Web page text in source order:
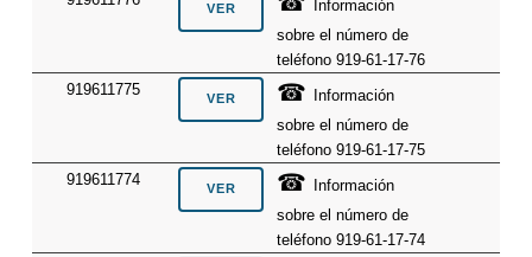
Información
sobre el número de
teléfono 919-61-17-76
919611775
☎
Información
sobre el número de
teléfono 919-61-17-75
919611774
☎
Información
sobre el número de
teléfono 919-61-17-74